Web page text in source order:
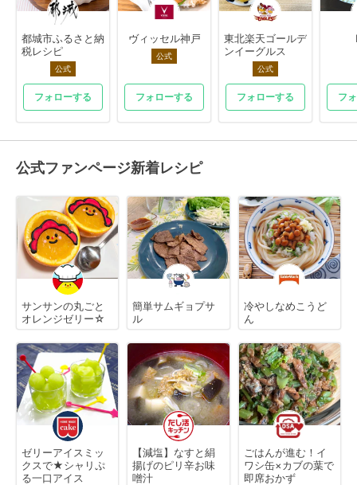
都城市ふるさと納
税レシピ
公式
フォローする
ヴィッセル神戸
公式
フォローする
東北楽天ゴールデ
ンイーグルス
公式
フォローする フ
公式ファンページ新着レシピ
サンサンの丸ごと
オレンジゼリー☆
簡単サムギョプサ
ル
冷やしなめこうど
ん
ゼリーアイスミッ
クスで★シャリぷ
る一口アイス
【減塩】なすと絹
揚げのピリ辛お味
噌汁
ごはんが進む！イ
ワシ缶×カブの葉で
即席おかず